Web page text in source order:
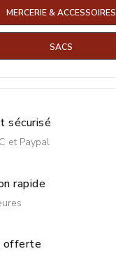
MERCERIE & ACCESSOIRES
SACS
sécurisé
et Paypal
rapide
offerte